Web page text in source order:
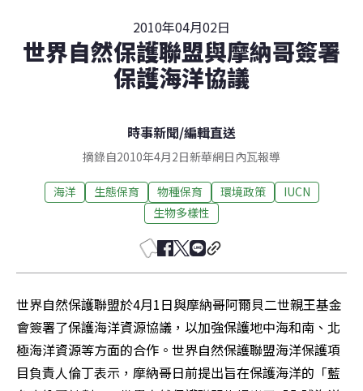
2010年04月02日
世界自然保護聯盟與摩納哥簽署
保護海洋協議
時事新聞/編輯直送
摘錄自2010年4月2日新華網日內瓦報導
海洋 生態保育 物種保育 環境政策
IUCN
生物多樣性
世界自然保護聯盟於4月1日與摩納哥阿爾貝二世親王基金
會簽署了保護海洋資源協議，以加強保護地中海和南、北
極海洋資源等方面的合作。世界自然保護聯盟海洋保護項
目負責人倫丁表示，摩納哥日前提出旨在保護海洋的「藍